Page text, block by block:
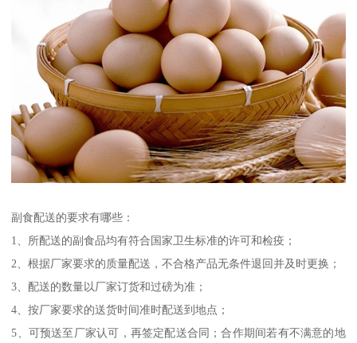
副食配送的要求有哪些：
1、所配送的副食品均有符合国家卫生标准的许可和检疫；
2、根据厂家要求的质量配送，不合格产品无条件退回并及时更换；
3、配送的数量以厂家订货和过磅为准；
4、按厂家要求的送货时间准时配送到地点；
5、可预送至厂家认可，再签定配送合同；合作期间若有不满意的地